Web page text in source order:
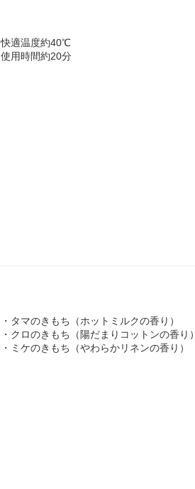
快適温度約40℃
使用時間約20分
・タマのきもち（ホットミルクの香り）
・クロのきもち（陽だまりコットンの香り）
・ミケのきもち（やわらかリネンの香り）